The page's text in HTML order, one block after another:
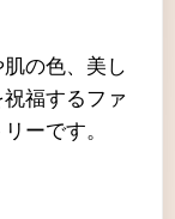
の色、美し
福するファ
ーです。